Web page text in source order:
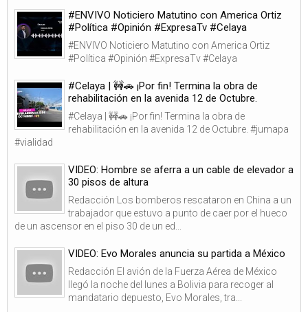
#ENVIVO Noticiero Matutino con America Ortiz
#Política #Opinión #ExpresaTv #Celaya
#ENVIVO Noticiero Matutino con America Ortiz
#Política #Opinión #ExpresaTv #Celaya
#Celaya | 🚧🚗 ¡Por fin! Termina la obra de
rehabilitación en la avenida 12 de Octubre.
#Celaya | 🚧🚗 ¡Por fin! Termina la obra de
rehabilitación en la avenida 12 de Octubre. #jumapa
#vialidad
VIDEO: Hombre se aferra a un cable de elevador a
30 pisos de altura
Redacción Los bomberos rescataron en China a un
trabajador que estuvo a punto de caer por el hueco
de un ascensor en el piso 30 de un ed...
VIDEO: Evo Morales anuncia su partida a México
Redacción El avión de la Fuerza Aérea de México
llegó la noche del lunes a Bolivia para recoger al
mandatario depuesto, Evo Morales, tra...